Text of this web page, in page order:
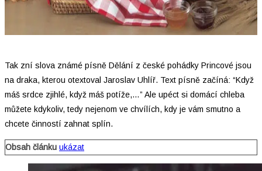
Tak zní slova známé písně Dělání z české pohádky Princové jsou
na draka, kterou otextoval Jaroslav Uhlíř. Text písně začíná: “Když
máš srdce zjihlé, když máš potíže,…” Ale upéct si domácí chleba
můžete kdykoliv, tedy nejenom ve chvílích, kdy je vám smutno a
chcete činností zahnat splín.
Obsah článku ukázat